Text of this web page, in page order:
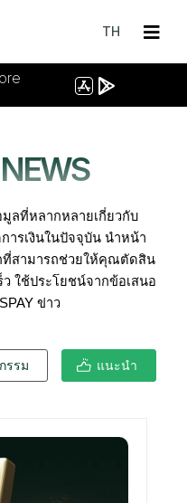
TH
มูลที่หลากหลายเกี่ยวกับ
ารเงินในปัจจุบัน นําหน้า
ที่สามารถช่วยให้คุณตัดสิน
ว ใช้ประโยชน์จากข้อเสนอ
ข่าว
รรม แนะนำ